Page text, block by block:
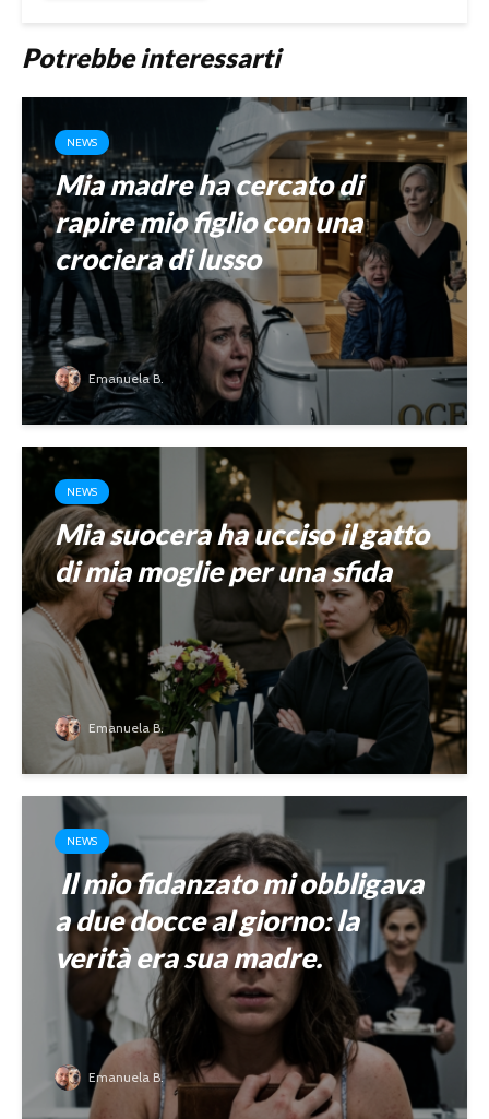
Potrebbe interessarti
NEWS
Mia madre ha cercato di
rapire mio figlio con una
crociera di lusso
Emanuela B.
NEWS
Mia suocera ha ucciso il gatto
di mia moglie per una sfida
Emanuela B.
NEWS
Il mio fidanzato mi obbligava
a due docce al giorno: la
verità era sua madre.
Emanuela B.